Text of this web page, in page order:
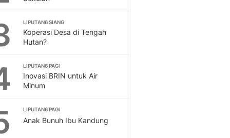
LIPUTAN6 SIANG
Koperasi Desa di Tengah
Hutan?
LIPUTAN6 PAGI
Inovasi BRIN untuk Air
Minum
LIPUTAN6 PAGI
Anak Bunuh Ibu Kandung